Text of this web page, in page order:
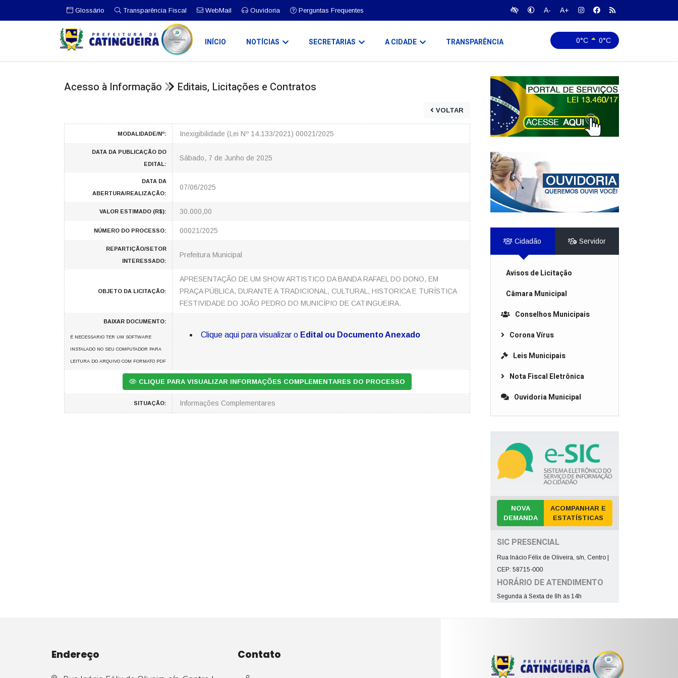
Glossário Transparência Fiscal WebMail Ouvidoria Perguntas Frequentes A- A+
0°C 0°C
INÍCIO NOTÍCIAS SECRETARIAS A CIDADE TRANSPARÊNCIA
Acesso à Informação Editais, Licitações e Contratos
VOLTAR
MODALIDADE/Nº: Inexigibilidade (Lei Nº 14.133/2021) 00021/2025
DATA DA PUBLICAÇÃO DO
EDITAL:
Sábado, 7 de Junho de 2025
DATA DA
ABERTURA/REALIZAÇÃO:
07/06/2025
VALOR ESTIMADO (R$): 30.000,00
NÚMERO DO PROCESSO: 00021/2025
REPARTIÇÃO/SETOR
INTERESSADO:
Prefeitura Municipal
OBJETO DA LICITAÇÃO:
APRESENTAÇÃO DE UM SHOW ARTISTICO DA BANDA RAFAEL DO DONO, EM
PRAÇA PÚBLICA, DURANTE A TRADICIONAL, CULTURAL, HISTORICA E TURÍSTICA
FESTIVIDADE DO JOÃO PEDRO DO MUNICÍPIO DE CATINGUEIRA.
BAIXAR DOCUMENTO:
É NECESSARIO TER UM SOFTWARE
INSTALADO NO SEU COMPUTADOR PARA
LEITURA DO ARQUIVO COM FORMATO PDF
Clique aqui para visualizar o Edital ou Documento Anexado
CLIQUE PARA VISUALIZAR INFORMAÇÕES COMPLEMENTARES DO PROCESSO
SITUAÇÃO: Informações Complementares
Cidadão Servidor
Avisos de Licitação
Câmara Municipal
Conselhos Municipais
Corona Vírus
Leis Municipais
Nota Fiscal Eletrônica
Ouvidoria Municipal
NOVA
DEMANDA
ACOMPANHAR E
ESTATÍSTICAS
SIC PRESENCIAL
Rua Inácio Félix de Oliveira, s/n, Centro |
CEP: 58715-000
HORÁRIO DE ATENDIMENTO
Segunda à Sexta de 8h às 14h
Endereço Contato